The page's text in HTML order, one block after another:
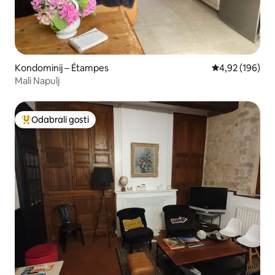
Kondominij – Étampes Prosječna
4,92 (196)
Mali Napulj
Među najviše rangiranima s oznakom „Odabrali gosti”
Odabrali gosti